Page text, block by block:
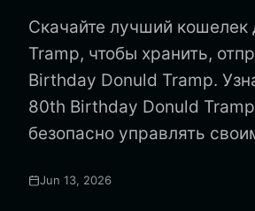
Скачайте лучший
Tramp, чтобы хранить,
Birthday Donuld Tramp.
80th Birthday Donuld
безопасно управлять
Jun 13, 2026